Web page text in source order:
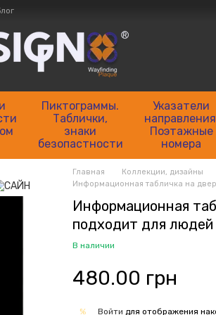
навигации
Пиктограммы.
Таблички,
знаки
безопастности
Указатели
Поэтажные
номера
Главная Коллекции, дизайны
Информационная табличка на
Информационная
подходит для
В наличии
480.00 грн
% Войти для отображения